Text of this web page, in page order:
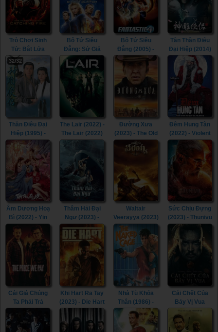
Trò Chơi Sinh
Tử: Bắt Lửa
(2013) - The
Hunger Games:
Catching Fire
(2013)
Bộ Tứ Siêu
Đẳng: Sứ Giả
Bạc (2007) -
Fantastic Four:
Rise of the
Silver Surfer
Bộ Tứ Siêu
Đẳng (2005) -
Fantastic Four
(2005)
Tân Thần Điêu
Đại Hiệp (2014)
- The Romance
of the Condor
Heroes (2014)
32/32
Thần Điêu Đại
Hiệp (1995) -
Return of The
Condor Heroes
(1995)
The Lair (2022) -
The Lair (2022)
Đường Xưa
(2023) - The Old
Way (2023)
Đêm Hung Tàn
(2022) - Violent
Night (2022)
Âm Dương Hoạ
Bì (2022) - Yin
Yang Painted
Skin (2022)
Thâm Hải Đại
Ngư (2023) -
Monster of The
Deep (2023)
Waltair
Veerayya (2023)
- Waltair
Veerayya (2023)
Sức Chịu Đựng
(2023) - Thunivu
(2023)
Cái Giá Chúng
Ta Phải Trả
Price We Pay
(2023)
Khi Hart Ra Tay
(2023) - Die Hart
Nhà Tù Khỏa
Thân (1986) -
The Naked
Cage (1986)
Cái Chết Của
Bảy Vị Vua
(2023) - The
Last Kingdom:
Seven Kings